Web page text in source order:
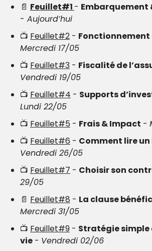
📄 Feuillet#1 - Embarquement
- Aujourd’hui
📺 Feuillet#2 - Fonctionnement
Mercredi 17/05
📺 Feuillet#3 - Fiscalité de
Vendredi 19/05
📺 Feuillet#4 - Supports
Lundi 22/05
📺 Feuillet#5 - Frais & Impact -
📺 Feuillet#6 - Comment lire un
Vendredi 26/05
📺 Feuillet#7 - Choisir son
29/05
📄 Feuillet#8 - La clause
Mercredi 31/05
📺 Feuillet#9 - Stratégie simple
vie - Vendredi 02/06